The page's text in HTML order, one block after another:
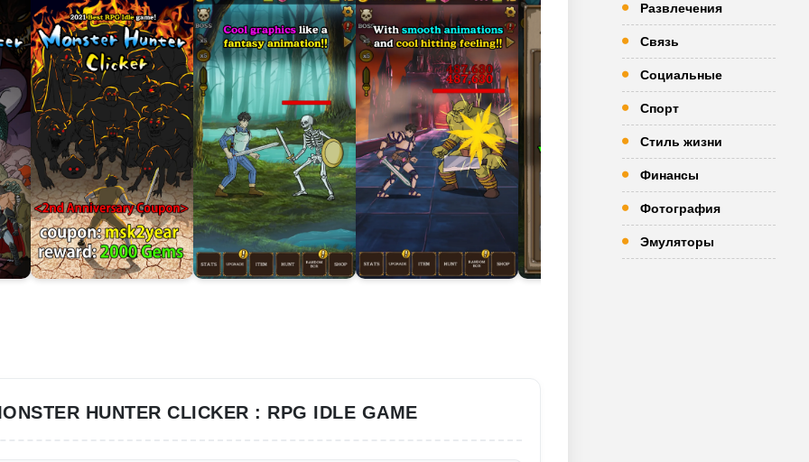
HUNTER CLICKER : RPG IDLE GAME
Развлечения
Связь
Социальные
Спорт
Стиль жизни
Финансы
Фотография
Эмуляторы